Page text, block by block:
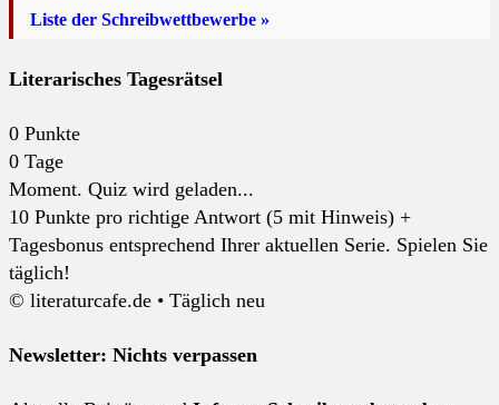
Liste der Schreibwettbewerbe »
Literarisches Tagesrätsel
0 Punkte
0 Tage
Moment. Quiz wird geladen...
10 Punkte pro richtige Antwort (5 mit Hinweis) +
Tagesbonus entsprechend Ihrer aktuellen Serie. Spielen Sie
täglich!
© literaturcafe.de • Täglich neu
Newsletter: Nichts verpassen